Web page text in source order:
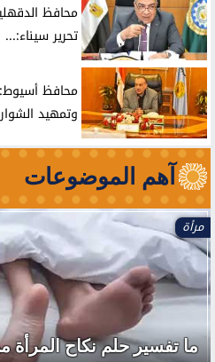
محافظ
تحرير سيناء:...
محافظ
وتمهيد
آهم الموضوعات
مرأة
ما تفسير حلم نكاح المرأة